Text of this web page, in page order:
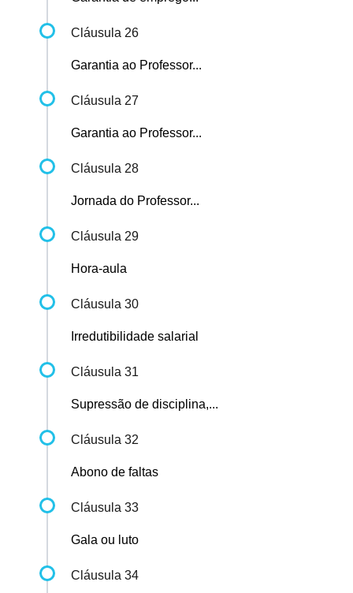
Cláusula 26
Garantia ao Professor...
Cláusula 27
Garantia ao Professor...
Cláusula 28
Jornada do Professor...
Cláusula 29
Hora-aula
Cláusula 30
Irredutibilidade salarial
Cláusula 31
Supressão de disciplina,...
Cláusula 32
Abono de faltas
Cláusula 33
Gala ou luto
Cláusula 34